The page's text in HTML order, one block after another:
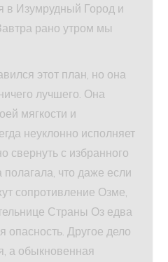
в Изумрудный Город и
рано утром мы
этот план, но она
лучшего. Она
мягкости и
неуклонно исполняет
свернуть с избранного
что даже если
сопротивление Озме,
Страны Оз едва
опасность. Другое дело
а обыкновенная